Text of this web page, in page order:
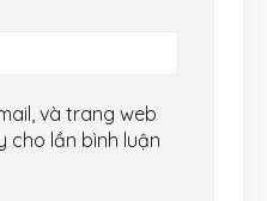
và trang web
cho lần bình luận